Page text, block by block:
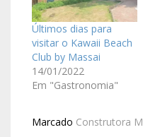
Últimos dias para
visitar o Kawaii Beach
Club by Massai
14/01/2022
Em "Gastronomia"
Marcado Construtora